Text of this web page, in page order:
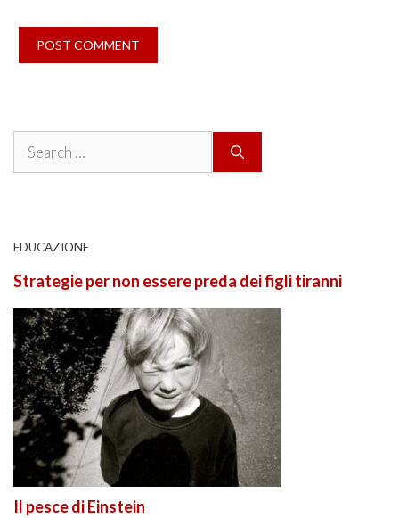
Search
EDUCAZIONE
Strategie per non essere preda dei figli tiranni
Il pesce di Einstein